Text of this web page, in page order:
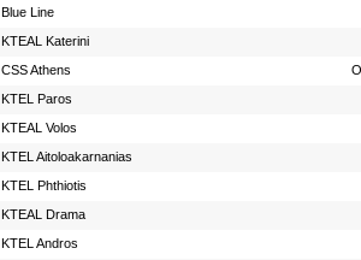
Blue Line
KTEAL Katerini
CSS Athens
KTEL Paros
KTEAL Volos
KTEL Aitoloakarnanias
ΚΤΕL Phthiotis
KTEAL Drama
KTEL Andros